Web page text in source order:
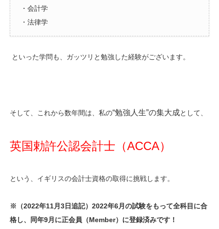
・会計学
・法律学
といった学問も 、ガッツリと勉強した経験がございます。
そして、これから数年間は、私の“勉強人生”の集大成として、
英国勅許公認会計士（ACCA）
という、イギリスの会計士資格の取得に挑戦します。
※（2022年11月3日追記）2022年6月の試験をもって全科目に合
格し、同年9月に正会員（Member）に登録済みです！